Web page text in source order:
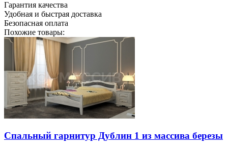
Гарантия качества
Удобная и быстрая доставка
Безопасная оплата
Похожие товары:
Спальный гарнитур Дублин 1 из массива березы